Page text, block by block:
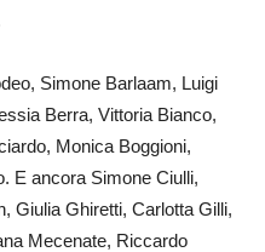
Simone Barlaam, Luigi
Berra, Vittoria Bianco,
Monica Boggioni,
E ancora Simone Ciulli,
Giulia Ghiretti, Carlotta Gilli,
Mecenate, Riccardo